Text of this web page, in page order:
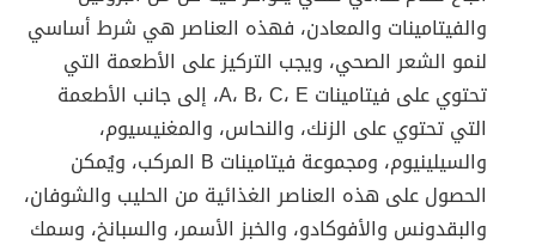
والفيتامينات والمعادن، فهذه العناصر هي شرط أساسي
لنمو الشعر الصحي، ويجب التركيز على الأطعمة التي
تحتوي على فيتامينات A، B، C، E، إلى جانب الأطعمة
التي تحتوي على الزنك، والنحاس، والمغنيسيوم،
والسيلينيوم، ومجموعة فيتامينات B المركب، ويُمكن
الحصول على هذه العناصر الغذائية من الحليب والشوفان،
والبقدونس والأفوكادو، والخبز الأسمر، والسبانخ، وسمك